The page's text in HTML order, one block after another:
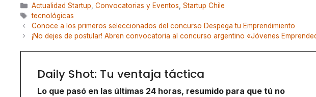
Categorías
Actualidad Startup Convocatorias y Eventos Startup Chile
Etiquetas
tecnológicas
Conoce a los primeros seleccionados del concurso Despega tu Emprendimiento
¡No dejes de postular! Abren convocatoria al concurso argentino «Jóvenes
Daily Shot: Tu ventaja táctica
Lo que pasó en las últimas 24 horas, resumido para que tú no